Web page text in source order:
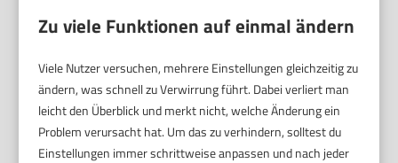
Zu viele Funktionen auf einmal ändern
Viele Nutzer versuchen, mehrere Einstellungen gleichzeitig zu
ändern, was schnell zu Verwirrung führt. Dabei verliert man
leicht den Überblick und merkt nicht, welche Änderung ein
Problem verursacht hat. Um das zu verhindern, solltest du
Einstellungen immer schrittweise anpassen und nach jeder